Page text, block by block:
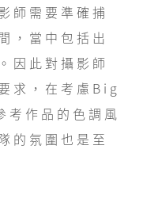
師需要準確捕
，當中包括出
因此對攝影師
求，在考慮Big
作品的色調風
的氛圍也是至